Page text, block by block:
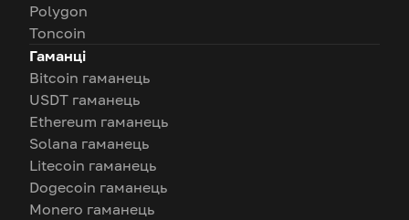
Polygon
Toncoin
Гаманці
Bitcoin гаманець
USDT гаманець
Ethereum гаманець
Solana гаманець
Litecoin гаманець
Dogecoin гаманець
Monero гаманець